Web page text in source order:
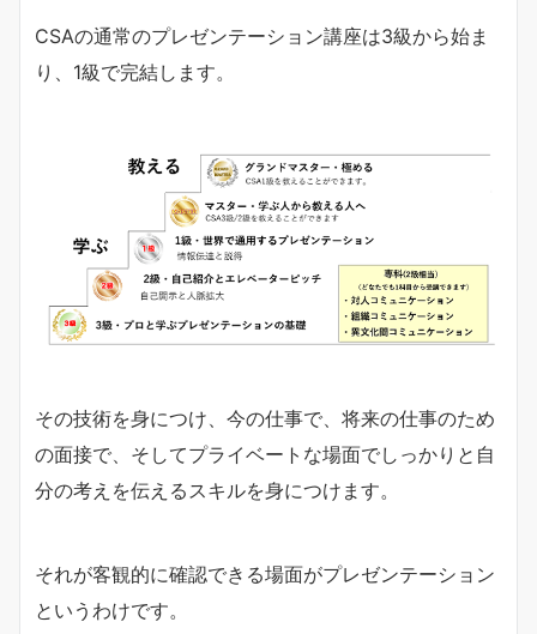
CSAの通常のプレゼンテーション講座は3級から始ま
り、1級で完結します。
その技術を身につけ、今の仕事で、将来の仕事のため
の面接で、そしてプライベートな場面でしっかりと自
分の考えを伝えるスキルを身につけます。
それが客観的に確認できる場面がプレゼンテーション
というわけです。